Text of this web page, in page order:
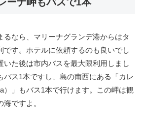
るなら、マリーナグランデ港からはタ
です。ホテルに依頼するのも良いでし
いた後は市内バスを最大限利用しまし
バス1本ですし、島の南西にある「カレ
）」もバス1本で行けます。この岬は観
ですよ。